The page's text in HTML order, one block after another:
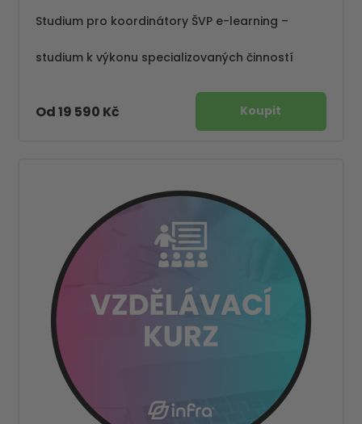
Studium pro koordinátory ŠVP e-learning –
studium k výkonu specializovaných činností
Od 19 590 Kč